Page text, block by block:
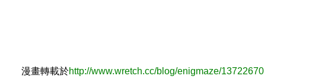
漫畫轉載於http://www.wretch.cc/blog/enigmaze/13722670